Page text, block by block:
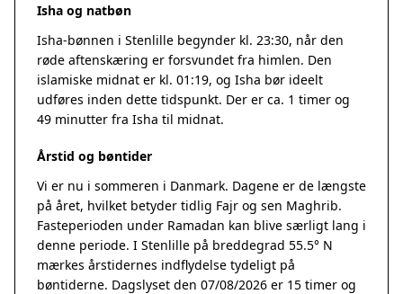
Isha og natbøn
Isha-bønnen i Stenlille begynder kl. 23:30, når den
røde aftenskæring er forsvundet fra himlen. Den
islamiske midnat er kl. 01:19, og Isha bør ideelt
udføres inden dette tidspunkt. Der er ca. 1 timer og
49 minutter fra Isha til midnat.
Årstid og bøntider
Vi er nu i sommeren i Danmark. Dagene er de længste
på året, hvilket betyder tidlig Fajr og sen Maghrib.
Fasteperioden under Ramadan kan blive særligt lang i
denne periode. I Stenlille på breddegrad 55.5° N
mærkes årstidernes indflydelse tydeligt på
bøntiderne. Dagslyset den 07/08/2026 er 15 timer og